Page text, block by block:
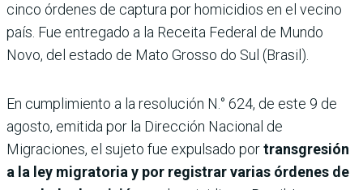
cinco órdenes de captura por homicidios en el vecino
país. Fue entregado a la Receita Federal de Mundo
Novo, del estado de Mato Grosso do Sul (Brasil).
En cumplimiento a la resolución N.° 624, de este 9 de
agosto, emitida por la Dirección Nacional de
Migraciones, el sujeto fue expulsado portransgresión
a la ley migratoria y por registrar varias órdenes de